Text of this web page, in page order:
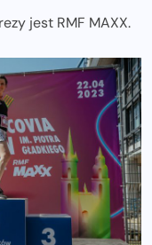
jest RMF MAXX.